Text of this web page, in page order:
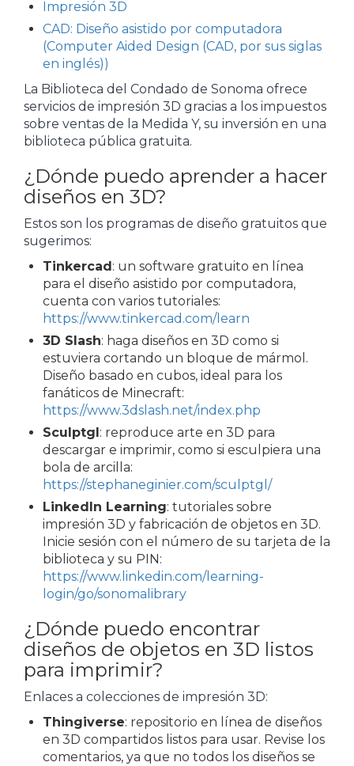
Impresión 3D
CAD: Diseño asistido por computadora
(Computer Aided Design (CAD, por sus siglas
en inglés))
La Biblioteca del Condado de Sonoma ofrece
servicios de impresión 3D gracias a los impuestos
sobre ventas de la Medida Y, su inversión en una
biblioteca pública gratuita.
¿Dónde puedo aprender a hacer
diseños en 3D?
Estos son los programas de diseño gratuitos que
sugerimos:
Tinkercad: un software gratuito en línea
para el diseño asistido por computadora,
cuenta con varios tutoriales:
https://www.tinkercad.com/learn
3D Slash: haga diseños en 3D como si
estuviera cortando un bloque de mármol.
Diseño basado en cubos, ideal para los
fanáticos de Minecraft:
https://www.3dslash.net/index.php
Sculptgl: reproduce arte en 3D para
descargar e imprimir, como si esculpiera una
bola de arcilla:
https://stephaneginier.com/sculptgl/
LinkedIn Learning: tutoriales sobre
impresión 3D y fabricación de objetos en 3D.
Inicie sesión con el número de su tarjeta de la
biblioteca y su PIN:
https://www.linkedin.com/learning-
login/go/sonomalibrary
¿Dónde puedo encontrar
diseños de objetos en 3D listos
para imprimir?
Enlaces a colecciones de impresión 3D:
Thingiverse: repositorio en línea de diseños
en 3D compartidos listos para usar. Revise los
comentarios, ya que no todos los diseños se